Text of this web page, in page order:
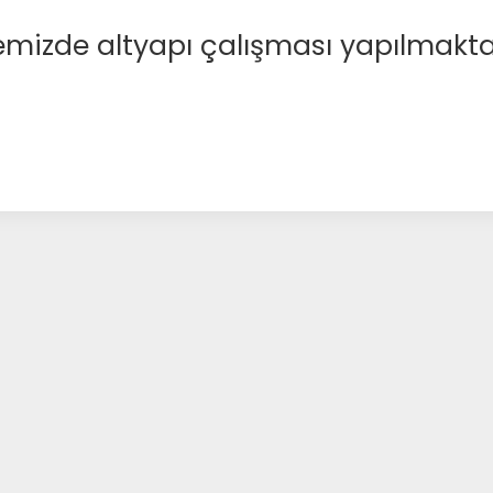
altyapı çalışması